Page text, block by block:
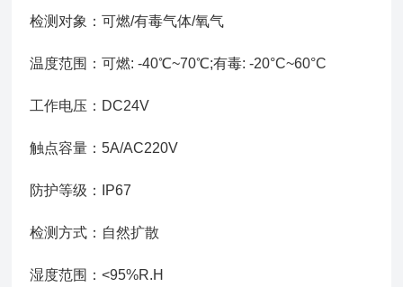
检测对象：可燃/有毒气体/氧气
温度范围：可燃: -40℃~70℃;有毒: -20°C~60°C
工作电压：DC24V
触点容量：5A/AC220V
防护等级：IP67
检测方式：自然扩散
湿度范围：<95%R.H